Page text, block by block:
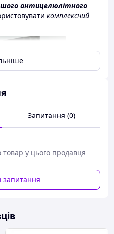
антицелюлітного
комплексний
за допомогою засобів з
Запитання (0)
товар у цього продавця
запитання